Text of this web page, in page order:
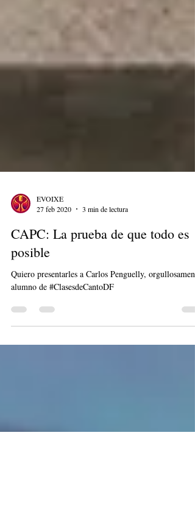
EVOIXE
27 feb 2020
CAPC: La prueba de que todo es
posible
alumno de #ClasesdeCantoDF